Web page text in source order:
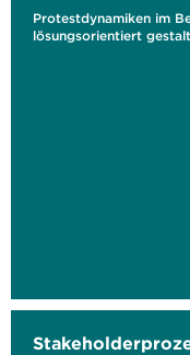
Protestdynamiken im
lösungsorientiert